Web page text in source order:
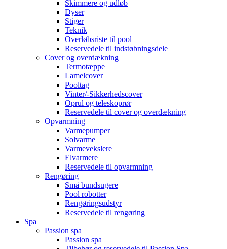
Skimmere og udløb
Dyser
Stiger
Teknik
Overløbsriste til pool
Reservedele til indstøbningsdele
Cover og overdækning
Termotæppe
Lamelcover
Pooltag
Vinter/-Sikkerhedscover
Oprul og teleskoprør
Reservedele til cover og overdækning
Opvarmning
Varmepumper
Solvarme
Varmevekslere
Elvarmere
Reservedele til opvarmning
Rengøring
Små bundsugere
Pool robotter
Rengøringsudstyr
Reservedele til rengøring
Spa
Passion spa
Passion spa